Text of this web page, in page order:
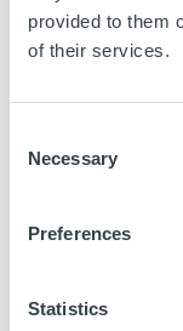
provided to them
of their services.
Selection
Necessary
Preferences
Statistics
primaires et
infrastructures.
Education: IFP